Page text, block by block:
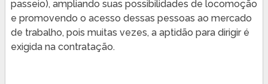
passeio), ampliando suas possibilidades de locomoção
e promovendo o acesso dessas pessoas ao mercado
de trabalho, pois muitas vezes, a aptidão para dirigir é
exigida na contratação.